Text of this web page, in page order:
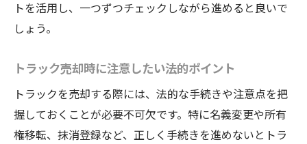
トを活用し、一つずつチェックしながら進めると良いで
しょう。
トラック売却時に注意したい法的ポイント
トラックを売却する際には、法的な手続きや注意点を把
握しておくことが必要不可欠です。特に名義変更や所有
権移転、抹消登録など、正しく手続きを進めないとトラ